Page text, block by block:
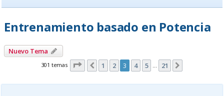
Entrenamiento basado en Potencia
Nuevo Tema
301 temas Página de 21
Anterior
1 2 3 4 5 … 21